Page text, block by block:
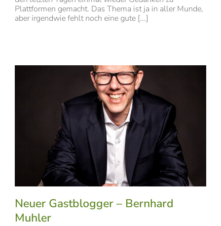
Plattformen gemacht. Das Thema ist ja in aller Munde,
aber irgendwie fehlt noch eine gute [...]
Neuer Gastblogger – Bernhard
Muhler